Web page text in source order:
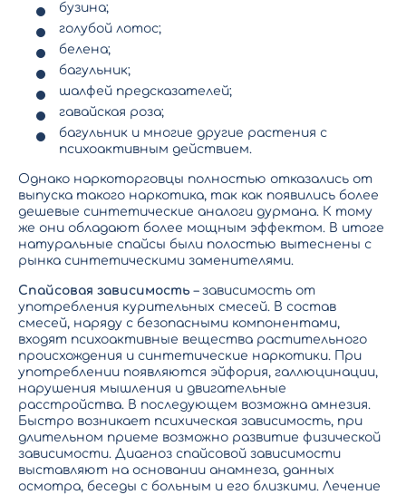
бузина;
голубой лотос;
белена;
багульник;
шалфей предсказателей;
гавайская роза;
багульник и многие другие растения с
психоактивным действием.
Однако наркоторговцы полностью отказались от
выпуска такого наркотика, так как появились более
дешевые синтетические аналоги дурмана. К тому
же они обладают более мощным эффектом. В итоге
натуральные спайсы были полостью вытеснены с
рынка синтетическими заменителями.
Спайсовая зависимость – зависимость от
употребления курительных смесей. В состав
смесей, наряду с безопасными компонентами,
входят психоактивные вещества растительного
происхождения и синтетические наркотики. При
употреблении появляются эйфория, галлюцинации,
нарушения мышления и двигательные
расстройства. В последующем возможна амнезия.
Быстро возникает психическая зависимость, при
длительном приеме возможно развитие физической
зависимости. Диагноз спайсовой зависимости
выставляют на основании анамнеза, данных
осмотра, беседы с больным и его близкими. Лечение